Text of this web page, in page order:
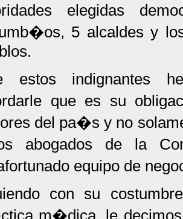
elegidas
5 alcaldes y
estos indignantes
que es su
del pa�s y no
abogados de la
equipo de
con su